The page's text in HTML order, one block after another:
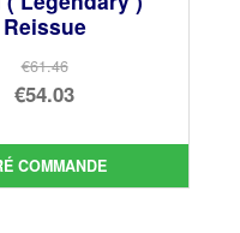
Reissue
€61.46
Le
initial
était :
€54.03
prix
actuel
COMMANDE